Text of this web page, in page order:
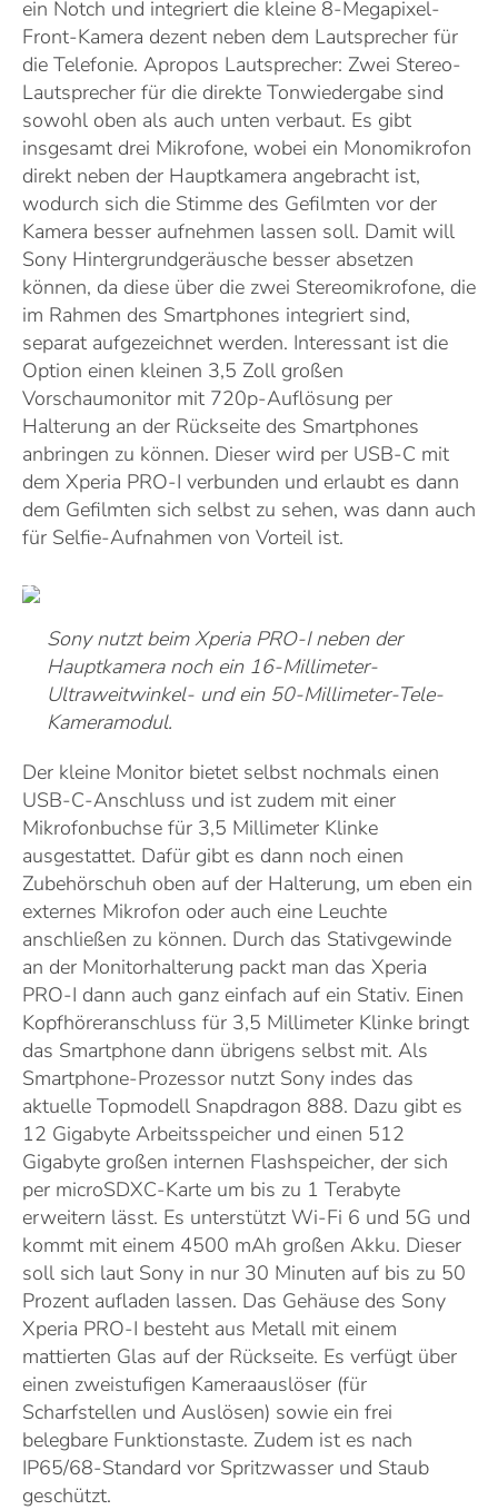
ein Notch und integriert die kleine 8-Megapixel-
Front-Kamera dezent neben dem Lautsprecher für
die Telefonie. Apropos Lautsprecher: Zwei Stereo-
Lautsprecher für die direkte Tonwiedergabe sind
sowohl oben als auch unten verbaut. Es gibt
insgesamt drei Mikrofone, wobei ein Monomikrofon
direkt neben der Hauptkamera angebracht ist,
wodurch sich die Stimme des Gefilmten vor der
Kamera besser aufnehmen lassen soll. Damit will
Sony Hintergrundgeräusche besser absetzen
können, da diese über die zwei Stereomikrofone, die
im Rahmen des Smartphones integriert sind,
separat aufgezeichnet werden. Interessant ist die
Option einen kleinen 3,5 Zoll großen
Vorschaumonitor mit 720p-Auflösung per
Halterung an der Rückseite des Smartphones
anbringen zu können. Dieser wird per USB-C mit
dem Xperia PRO-I verbunden und erlaubt es dann
dem Gefilmten sich selbst zu sehen, was dann auch
für Selfie-Aufnahmen von Vorteil ist.
Sony nutzt beim Xperia PRO-I neben der
Hauptkamera noch ein 16-Millimeter-
Ultraweitwinkel- und ein 50-Millimeter-Tele-
Kameramodul.
Der kleine Monitor bietet selbst nochmals einen
USB-C-Anschluss und ist zudem mit einer
Mikrofonbuchse für 3,5 Millimeter Klinke
ausgestattet. Dafür gibt es dann noch einen
Zubehörschuh oben auf der Halterung, um eben ein
externes Mikrofon oder auch eine Leuchte
anschließen zu können. Durch das Stativgewinde
an der Monitorhalterung packt man das Xperia
PRO-I dann auch ganz einfach auf ein Stativ. Einen
Kopfhöreranschluss für 3,5 Millimeter Klinke bringt
das Smartphone dann übrigens selbst mit. Als
Smartphone-Prozessor nutzt Sony indes das
aktuelle Topmodell Snapdragon 888. Dazu gibt es
12 Gigabyte Arbeitsspeicher und einen 512
Gigabyte großen internen Flashspeicher, der sich
per microSDXC-Karte um bis zu 1 Terabyte
erweitern lässt. Es unterstützt Wi-Fi 6 und 5G und
kommt mit einem 4500 mAh großen Akku. Dieser
soll sich laut Sony in nur 30 Minuten auf bis zu 50
Prozent aufladen lassen. Das Gehäuse des Sony
Xperia PRO-I besteht aus Metall mit einem
mattierten Glas auf der Rückseite. Es verfügt über
einen zweistufigen Kameraauslöser (für
Scharfstellen und Auslösen) sowie ein frei
belegbare Funktionstaste. Zudem ist es nach
IP65/68-Standard vor Spritzwasser und Staub
geschützt.